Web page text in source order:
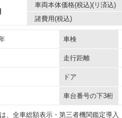
車両本体価格(税込)(リ済込)
諸費用(税込)
車検
走行距離
ドア
車台番号の下3桁
は、全車総額表示・第三者機関鑑定導入